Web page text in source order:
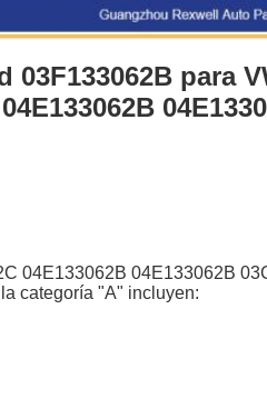
para
04E133062B 04E133062B
categoría "A" incluyen: